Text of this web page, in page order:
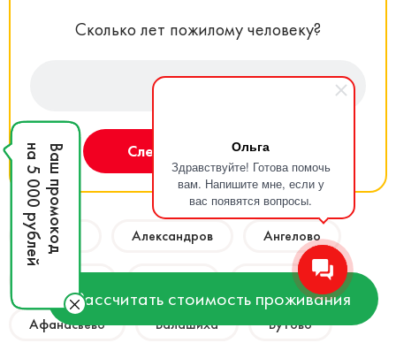
Ольга
Здравствуйте! Готова помочь
вам. Напишите мне, если у
вас появятся вопросы.
Сколько лет пожилому человеку?
Следующий вопрос
Акулово Александров Ангелово
Апрелевка
Афанасьево Балашиха Бутово
Рассчитать стоимость проживания
Ваш промокод
на 5 000 рублей